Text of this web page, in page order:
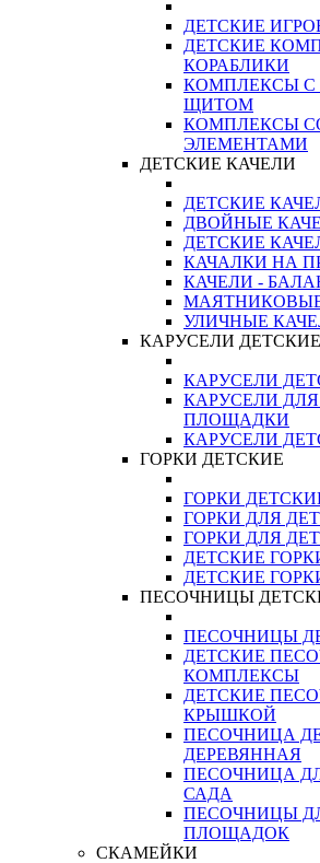
ДЕТСКИЕ
ДЕТСКИЕ
КОРАБЛИКИ
КОМПЛЕКСЫ С
ЩИТОМ
КОМПЛЕКСЫ
ЭЛЕМЕНТАМИ
ДЕТСКИЕ КАЧЕЛИ
ДЕТСКИЕ
ДВОЙНЫЕ
ДЕТСКИЕ
КАЧАЛКИ НА
КАЧЕЛИ -
УЛИЧНЫЕ
КАРУСЕЛИ ДЕТСКИЕ
КАРУСЕЛИ
КАРУСЕЛИ
ПЛОЩАДКИ
КАРУСЕЛИ
ГОРКИ ДЕТСКИЕ
ГОРКИ
ГОРКИ ДЛЯ
ГОРКИ ДЛЯ
ДЕТСКИЕ
ДЕТСКИЕ
ПЕСОЧНИЦЫ
ПЕСОЧНИЦЫ
ДЕТСКИЕ
КОМПЛЕКСЫ
ДЕТСКИЕ
КРЫШКОЙ
ПЕСОЧНИЦА
ДЕРЕВЯННАЯ
ПЕСОЧНИЦА
САДА
ПЕСОЧНИЦЫ
ПЛОЩАДОК
СКАМЕЙКИ